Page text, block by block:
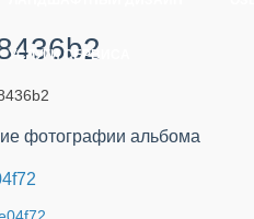
УСЛУГИ СЕРВИСА
фотографии альбома